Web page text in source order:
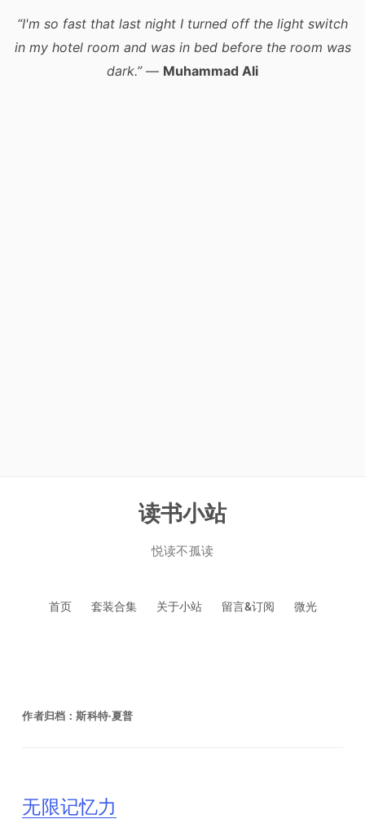
“I'm so fast that last night I turned off the light switch
in my hotel room and was in bed before the room was
dark.”— Muhammad Ali
读书小站
悦读不孤读
首页 套装合集 关于小站 留言&订阅 微光
作者归档：斯科特·夏普
无限记忆力